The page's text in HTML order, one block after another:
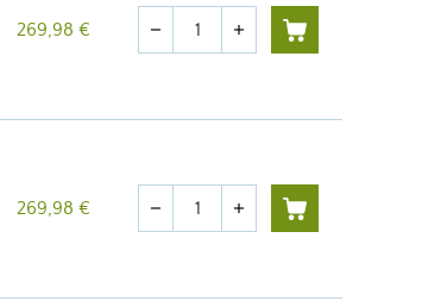
269,98 € Quantité
remove add
269,98 € Quantité
remove add